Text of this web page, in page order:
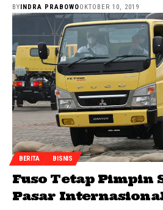
BYINDRA PRABOWOOKTOBER 10, 2019
BERITA BISNIS
Fuso Tetap Pimpin
Pasar